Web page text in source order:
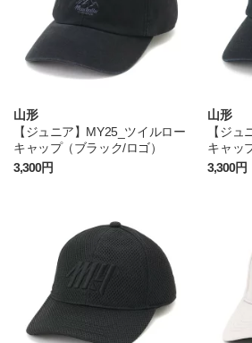
山形
【ジュニア】MY25_ツイルロー
キャップ（ブラック/ロゴ）
3,300円
山形
【ジ
キャッ
3,300円